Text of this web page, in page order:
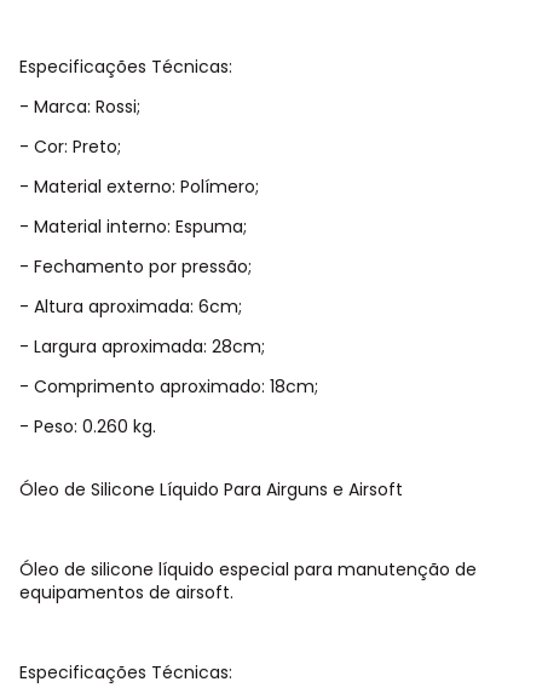
Especificações Técnicas:
- Marca: Rossi;
- Cor: Preto;
- Material externo: Polímero;
- Material interno: Espuma;
- Fechamento por pressão;
- Altura aproximada: 6cm;
- Largura aproximada: 28cm;
- Comprimento aproximado: 18cm;
- Peso: 0.260 kg.
Óleo de Silicone Líquido Para Airguns e Airsoft
Óleo de silicone líquido especial para manutenção de
equipamentos de airsoft.
Especificações Técnicas: